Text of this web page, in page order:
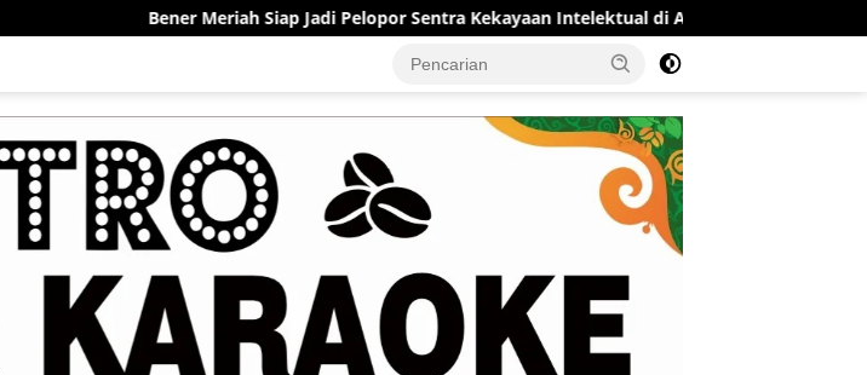
Bener Meriah Siap Jadi Pelopor Sentra Kekayaan Intelektual di Aceh RSUD Munyang Kute